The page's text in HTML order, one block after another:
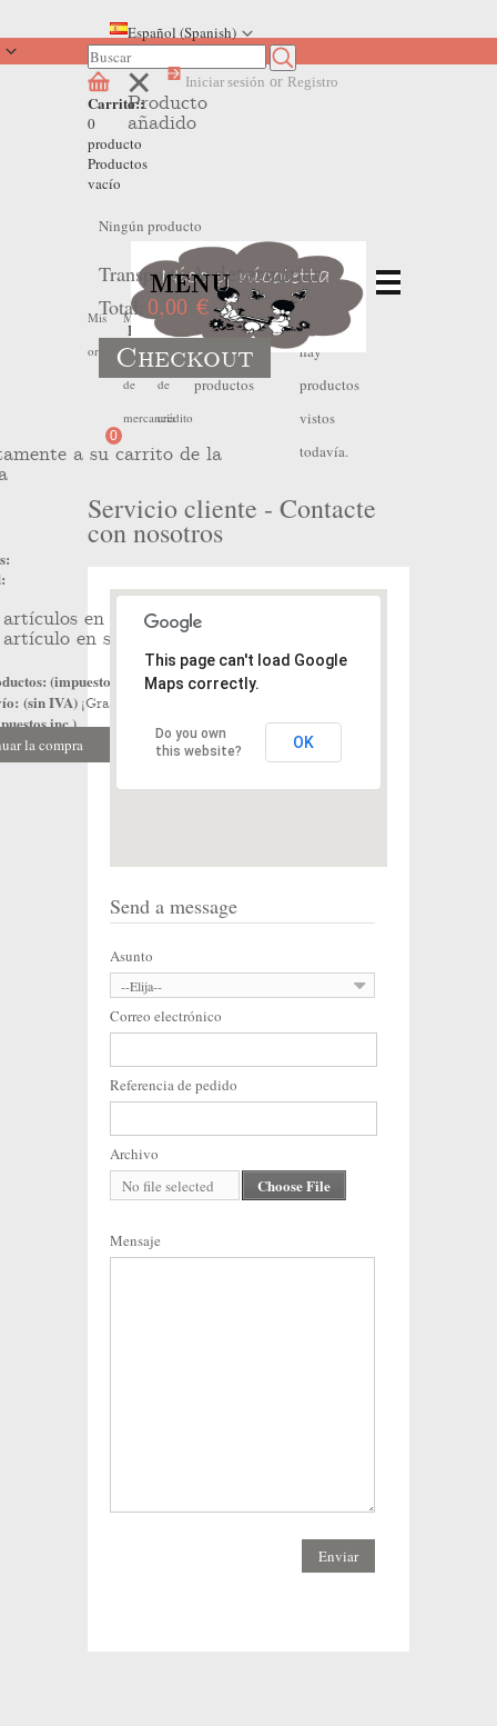
Español (Spanish)
Mis
ordenes
Mis
devoluciones
de
mercancia
Mis
hojas
de
crédito
No
hay
productos
No
hay
productos
vistos
todavía.
Iniciar sesión or Registro
Carrito::
0
0
producto
Productos
vacío
Ningún producto
TransporteA determinar
Total: 0,00 €
Checkout
Producto
añadido
a su carrito de la
en su carrito.
en su cesta.
(impuestos inc.)
(sin IVA) ¡Gratis!
inc.)
la compra Ir a la caja
MENU
Home Contacto
Servicio cliente - Contacte
con nosotros
This page can't load Google
Maps correctly.
Do you own
this website?
OK
Send a message
Asunto
--Elija--
Correo electrónico
Referencia de pedido
Archivo
No file selected
Choose File
Mensaje